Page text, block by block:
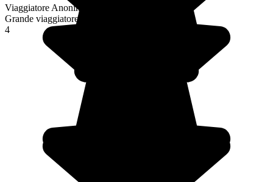
Viaggiatore Anonimo
Grande viaggiatore
4